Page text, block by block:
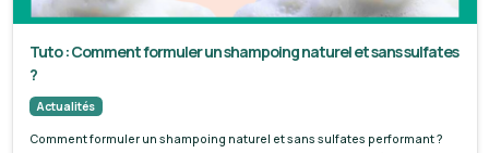
Tuto : Comment formuler un shampoing naturel et sans sulfates
?
Actualités
Comment formuler un shampoing naturel et sans sulfates performant ?